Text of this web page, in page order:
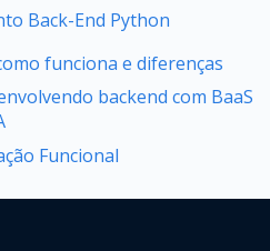
Back-End Python
funciona e diferenças
backend com BaaS
Funcional